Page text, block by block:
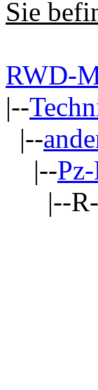
Sie
RWD-
|--
|--
|--
|--R-